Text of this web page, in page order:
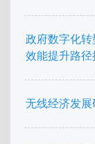
政府数字化
效能提升路
无线经济发